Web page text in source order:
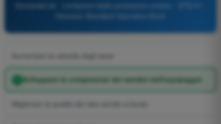
Sviluppare le competenze dei membri dell'equipaggio